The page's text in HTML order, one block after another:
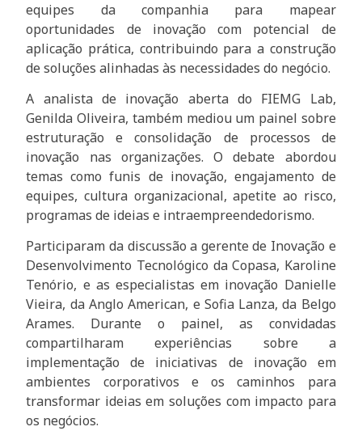
equipes da companhia para mapear
oportunidades de inovação com potencial de
aplicação prática, contribuindo para a construção
de soluções alinhadas às necessidades do negócio.
A analista de inovação aberta do FIEMG Lab,
Genilda Oliveira, também mediou um painel sobre
estruturação e consolidação de processos de
inovação nas organizações. O debate abordou
temas como funis de inovação, engajamento de
equipes, cultura organizacional, apetite ao risco,
programas de ideias e intraempreendedorismo.
Participaram da discussão a gerente de Inovação e
Desenvolvimento Tecnológico da Copasa, Karoline
Tenório, e as especialistas em inovação Danielle
Vieira, da Anglo American, e Sofia Lanza, da Belgo
Arames. Durante o painel, as convidadas
compartilharam experiências sobre a
implementação de iniciativas de inovação em
ambientes corporativos e os caminhos para
transformar ideias em soluções com impacto para
os negócios.